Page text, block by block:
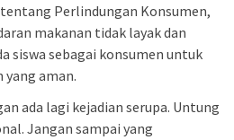
tentang Perlindungan Konsumen,
makanan tidak layak dan
siswa sebagai konsumen untuk
aman.
ada lagi kejadian serupa. Untung
Jangan sampai yang